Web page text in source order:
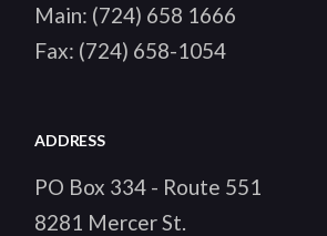
Main: (724) 658 1666
Fax: (724) 658-1054
ADDRESS
PO Box 334 - Route 551
8281 Mercer St.